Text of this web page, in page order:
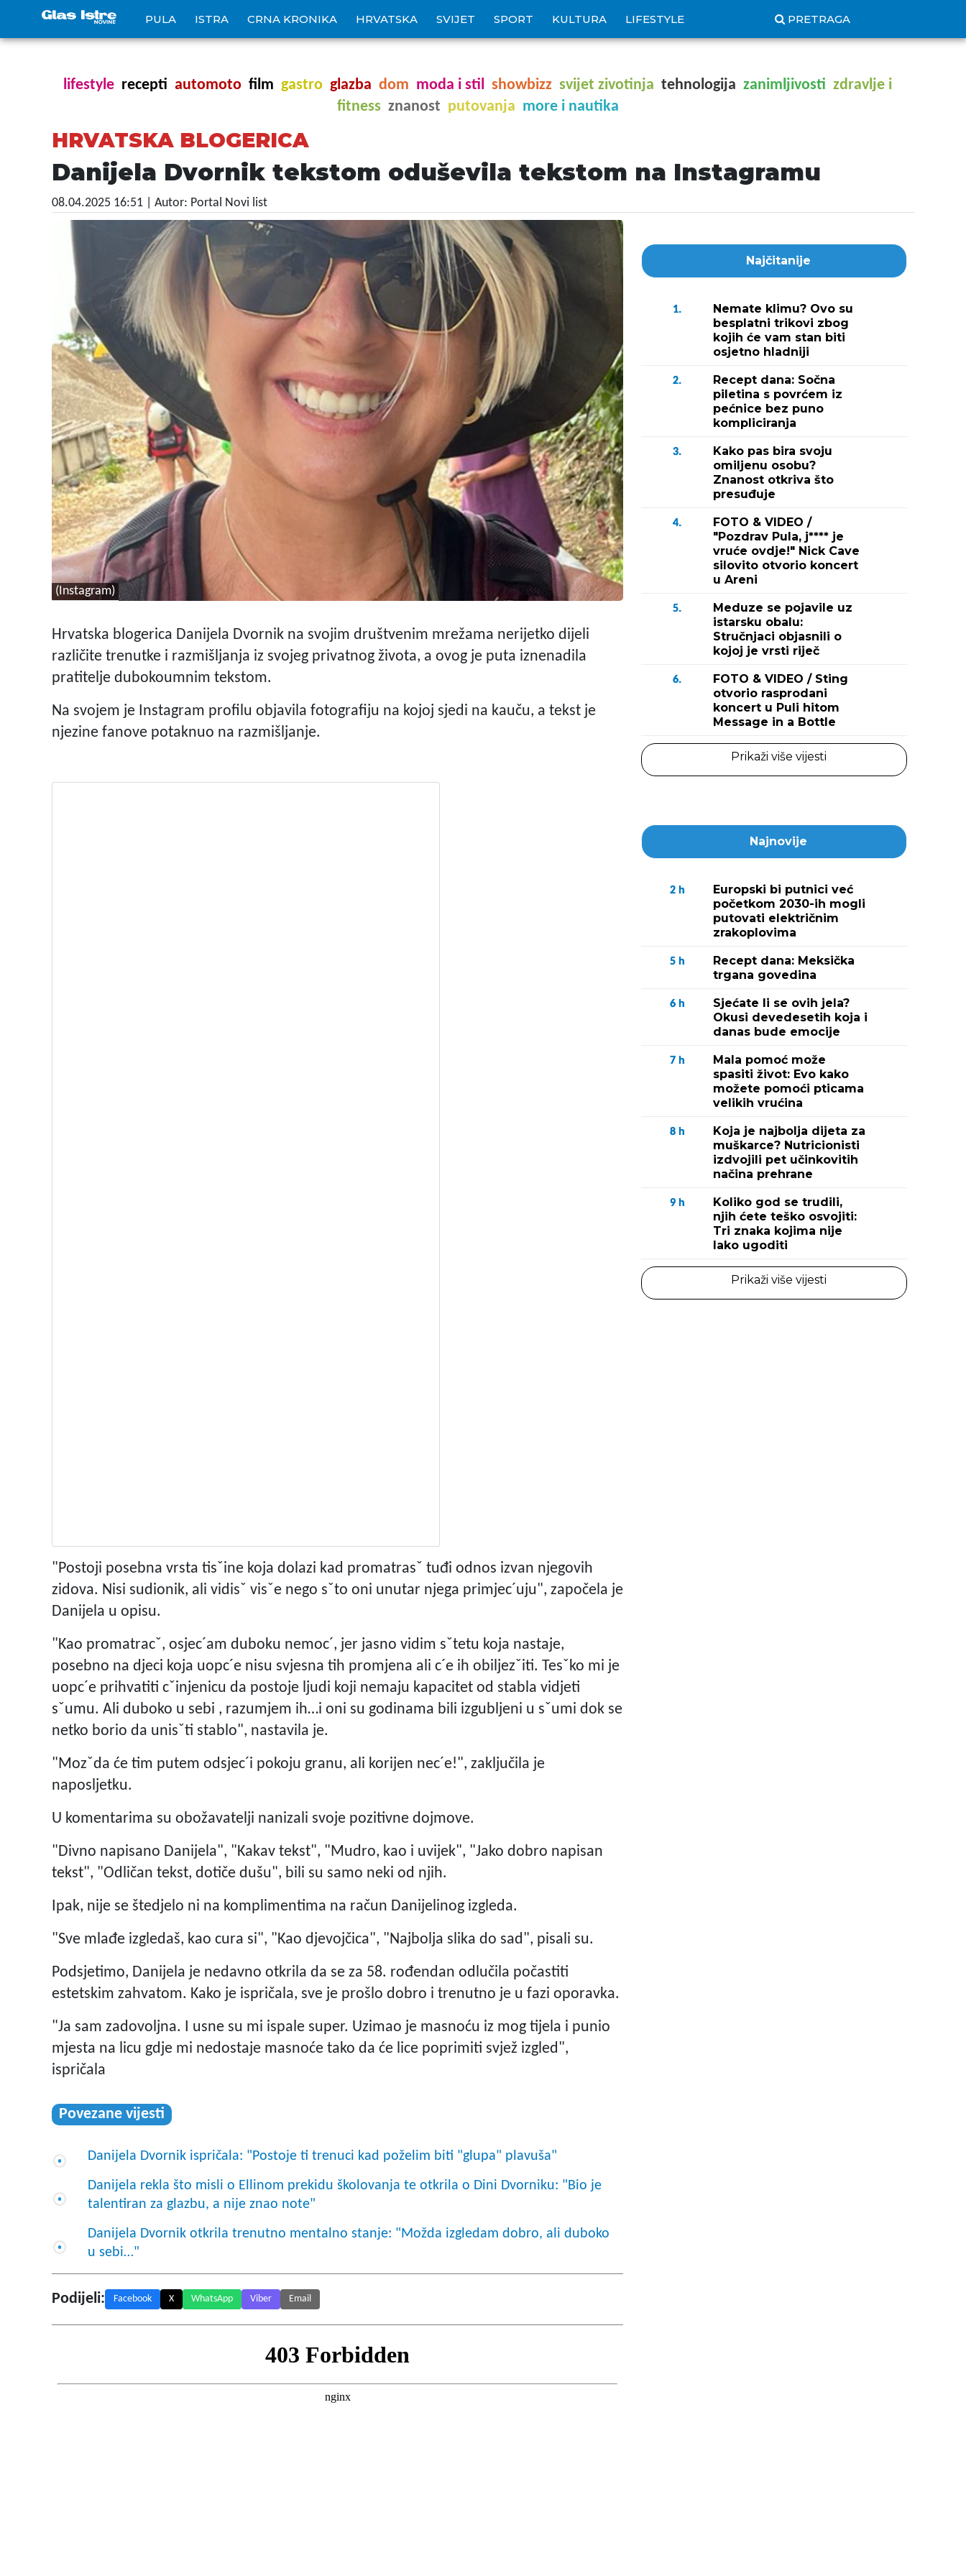
PULA ISTRA CRNA KRONIKA HRVATSKA SVIJET SPORT KULTURA LIFESTYLE PRETRAGA
lifestyle recepti automoto film gastro glazba dom moda i stil showbizz svijet zivotinja tehnologija zanimljivosti zdravlje i
fitness znanost putovanja more i nautika
HRVATSKA BLOGERICA
Danijela Dvornik tekstom oduševila tekstom na Instagramu
08.04.2025 16:51 | Autor: Portal Novi list
(Instagram)
Hrvatska blogerica Danijela Dvornik na svojim društvenim mrežama nerijetko dijeli
različite trenutke i razmišljanja iz svojeg privatnog života, a ovog je puta iznenadila
pratitelje dubokoumnim tekstom.
Na svojem je Instagram profilu objavila fotografiju na kojoj sjedi na kauču, a tekst je
njezine fanove potaknuo na razmišljanje.
"Postoji posebna vrsta tisˇine koja dolazi kad promatrasˇ tuđi odnos izvan njegovih
zidova. Nisi sudionik, ali vidisˇ visˇe nego sˇto oni unutar njega primjec´uju", započela je
Danijela u opisu.
"Kao promatracˇ, osjec´am duboku nemoc´, jer jasno vidim sˇtetu koja nastaje,
posebno na djeci koja uopc´e nisu svjesna tih promjena ali c´e ih obiljezˇiti. Tesˇko mi je
uopc´e prihvatiti cˇinjenicu da postoje ljudi koji nemaju kapacitet od stabla vidjeti
sˇumu. Ali duboko u sebi , razumjem ih…i oni su godinama bili izgubljeni u sˇumi dok se
netko borio da unisˇti stablo", nastavila je.
"Mozˇda će tim putem odsjec´i pokoju granu, ali korijen nec´e!", zaključila je
naposljetku.
U komentarima su obožavatelji nanizali svoje pozitivne dojmove.
"Divno napisano Danijela", "Kakav tekst", "Mudro, kao i uvijek", "Jako dobro napisan
tekst", "Odličan tekst, dotiče dušu", bili su samo neki od njih.
Ipak, nije se štedjelo ni na komplimentima na račun Danijelinog izgleda.
"Sve mlađe izgledaš, kao cura si", "Kao djevojčica", "Najbolja slika do sad", pisali su.
Podsjetimo, Danijela je nedavno otkrila da se za 58. rođendan odlučila počastiti
estetskim zahvatom. Kako je ispričala, sve je prošlo dobro i trenutno je u fazi oporavka.
"Ja sam zadovoljna. I usne su mi ispale super. Uzimao je masnoću iz mog tijela i punio
mjesta na licu gdje mi nedostaje masnoće tako da će lice poprimiti svjež izgled",
ispričala
Povezane vijesti
Danijela Dvornik ispričala: "Postoje ti trenuci kad poželim biti "glupa" plavuša"
Danijela rekla što misli o Ellinom prekidu školovanja te otkrila o Dini Dvorniku: "Bio je
talentiran za glazbu, a nije znao note"
Danijela Dvornik otkrila trenutno mentalno stanje: "Možda izgledam dobro, ali duboko
u sebi…"
Podijeli: Facebook X WhatsApp Viber Email
Najčitanije
1.
Nemate klimu? Ovo su
besplatni trikovi zbog
kojih će vam stan biti
osjetno hladniji
2.
Recept dana: Sočna
piletina s povrćem iz
pećnice bez puno
kompliciranja
3.
Kako pas bira svoju
omiljenu osobu?
Znanost otkriva što
presuđuje
4.
FOTO & VIDEO /
"Pozdrav Pula, j**** je
vruće ovdje!" Nick Cave
silovito otvorio koncert
u Areni
5.
Meduze se pojavile uz
istarsku obalu:
Stručnjaci objasnili o
kojoj je vrsti riječ
6.
FOTO & VIDEO / Sting
otvorio rasprodani
koncert u Puli hitom
Message in a Bottle
Prikaži više vijesti
Najnovije
2 h
Europski bi putnici već
početkom 2030-ih mogli
putovati električnim
zrakoplovima
5 h
Recept dana: Meksička
trgana govedina
6 h
Sjećate li se ovih jela?
Okusi devedesetih koja i
danas bude emocije
7 h
Mala pomoć može
spasiti život: Evo kako
možete pomoći pticama
velikih vrućina
8 h
Koja je najbolja dijeta za
muškarce? Nutricionisti
izdvojili pet učinkovitih
načina prehrane
9 h
Koliko god se trudili,
njih ćete teško osvojiti:
Tri znaka kojima nije
lako ugoditi
Prikaži više vijesti